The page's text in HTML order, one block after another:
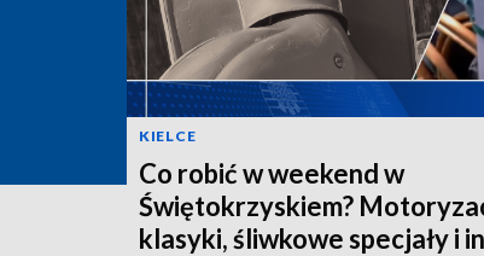
KIELCE
Co robić w weekend w
Świętokrzyskiem?
klasyki, śliwkowe specjały i